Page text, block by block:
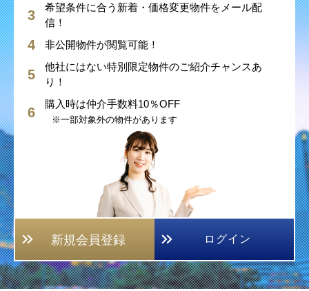
希望条件に合う新着・価格変更物件をメール配
信！
非公開物件が閲覧可能！
他社にはない特別限定物件のご紹介チャンスあ
り！
購入時は仲介手数料10％OFF
※一部対象外の物件があります
新規会員登録 ログイン